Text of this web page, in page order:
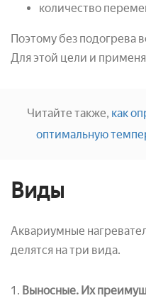
количество
Поэтому без подогрева
Для этой цели и
Читайте также, как
оптимальную
Виды
Аквариумные
делятся на три вида.
1. Выносные. Их